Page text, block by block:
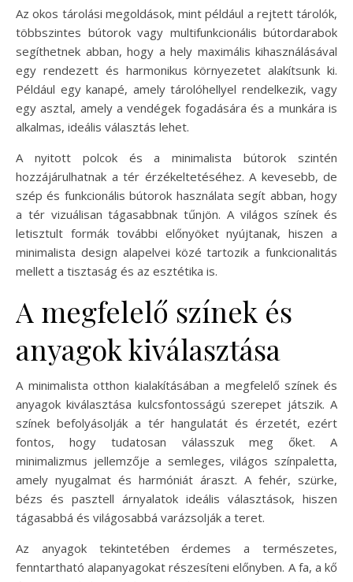
Az okos tárolási megoldások, mint például a rejtett tárolók,
többszintes bútorok vagy multifunkcionális bútordarabok
segíthetnek abban, hogy a hely maximális kihasználásával
egy rendezett és harmonikus környezetet alakítsunk ki.
Például egy kanapé, amely tárolóhellyel rendelkezik, vagy
egy asztal, amely a vendégek fogadására és a munkára is
alkalmas, ideális választás lehet.
A nyitott polcok és a minimalista bútorok szintén
hozzájárulhatnak a tér érzékeltetéséhez. A kevesebb, de
szép és funkcionális bútorok használata segít abban, hogy
a tér vizuálisan tágasabbnak tűnjön. A világos színek és
letisztult formák további előnyöket nyújtanak, hiszen a
minimalista design alapelvei közé tartozik a funkcionalitás
mellett a tisztaság és az esztétika is.
A megfelelő színek és
anyagok kiválasztása
A minimalista otthon kialakításában a megfelelő színek és
anyagok kiválasztása kulcsfontosságú szerepet játszik. A
színek befolyásolják a tér hangulatát és érzetét, ezért
fontos, hogy tudatosan válasszuk meg őket. A
minimalizmus jellemzője a semleges, világos színpaletta,
amely nyugalmat és harmóniát áraszt. A fehér, szürke,
bézs és pasztell árnyalatok ideális választások, hiszen
tágasabbá és világosabbá varázsolják a teret.
Az anyagok tekintetében érdemes a természetes,
fenntartható alapanyagokat részesíteni előnyben. A fa, a kő